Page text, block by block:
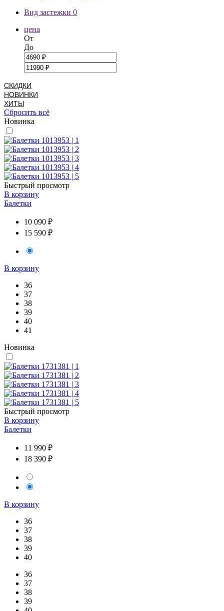
Вид застежки 0
цена
От
До
СКИДКИ
НОВИНКИ
ХИТЫ
Сбросить всё
Новинка
Быстрый просмотр
В корзину
Балетки
10 090 ₽
15 590 ₽
В корзину
36
37
38
39
40
41
Новинка
Быстрый просмотр
В корзину
Балетки
11 990 ₽
18 390 ₽
В корзину
36
37
38
39
40
36
37
38
39